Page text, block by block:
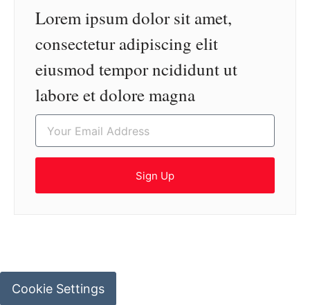
Lorem ipsum dolor sit amet,
consectetur adipiscing elit
eiusmod tempor ncididunt ut
labore et dolore magna
Sign Up
Cookie Settings